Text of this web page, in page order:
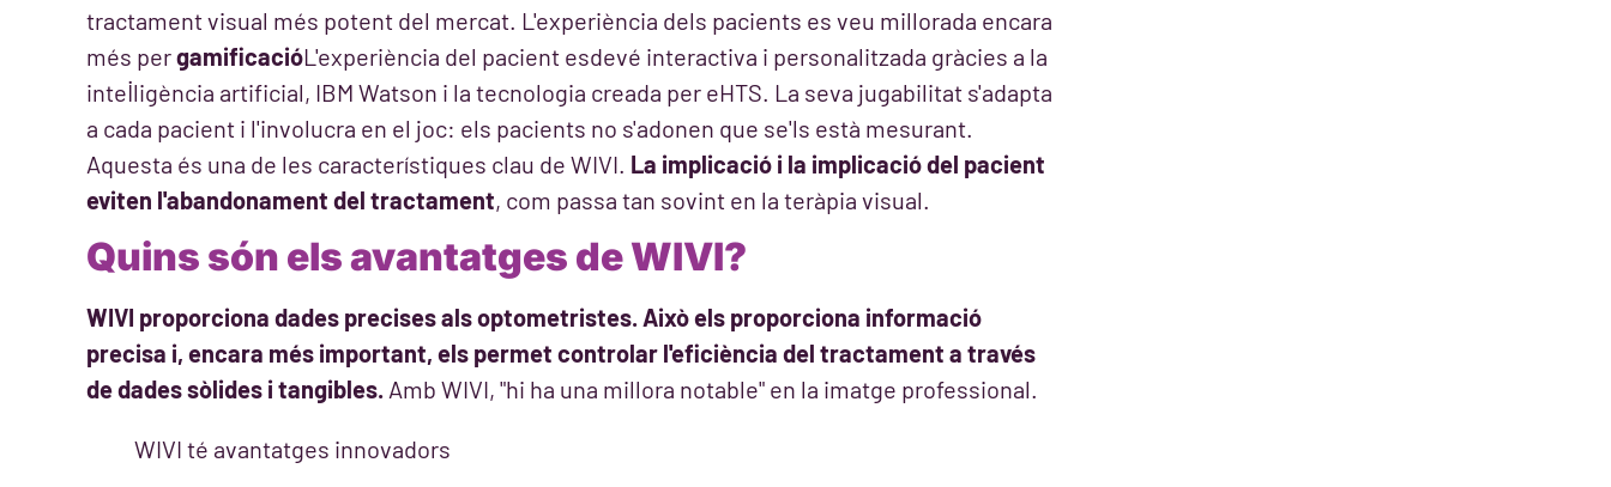
tractament visual més potent del mercat. L'experiència dels pacients es veu millorada encara
més pergamificacióL'experiència del pacient esdevé interactiva i personalitzada gràcies a la
intel·ligència artificial, IBM Watson i la tecnologia creada per eHTS. La seva jugabilitat s'adapta
a cada pacient i l'involucra en el joc: els pacients no s'adonen que se'ls està mesurant.
Aquesta és una de les característiques clau de WIVI. La implicació i la implicació del pacient
eviten l'abandonament del tractament, com passa tan sovint en la teràpia visual.
Quins són els avantatges de WIVI?
WIVI proporciona dades precises als optometristes. Això els proporciona informació
precisa i, encara més important, els permet controlar l'eficiència del tractament a través
de dades sòlides i tangibles. Amb WIVI, "hi ha una millora notable" en la imatge professional.
WIVI té avantatges innovadors